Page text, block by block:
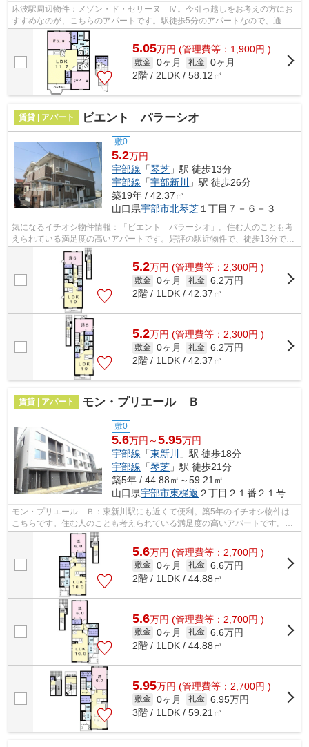
床波駅周辺物件：メゾン・ド・セリーヌ Ⅳ。今引っ越しをお考えの方にお
すすめなのが、こちらのアパートです。駅徒歩5分のアパートなので、通
勤・通学時間を短縮できます。宇部市エリ...
5.05万円 (管理費等：1,900円 )
敷金 0ヶ月 礼金 0ヶ月
2階 / 2LDK / 58.12㎡
賃貸 | アパート ビエント パラーシオ
敷0
5.2万円
宇部線 「琴芝 」駅 徒歩13分
宇部線 「宇部新川 」駅 徒歩26分
築19年 / 42.37㎡
山口県宇部市北琴芝 １丁目７－６－３
気になるイチオシ物件情報：「ビエント パラーシオ」。住む人のことも考
えられている満足度の高いアパートです。好評の駅近物件で、徒歩13分での
アクセスが可能です。自分のライフス...
5.2万円 (管理費等：2,300円 )
敷金 0ヶ月 礼金 6.2万円
2階 / 1LDK / 42.37㎡
5.2万円 (管理費等：2,300円 )
敷金 0ヶ月 礼金 6.2万円
2階 / 1LDK / 42.37㎡
賃貸 | アパート モン・プリエール Ｂ
敷0
5.6万円～5.95万円
宇部線 「東新川
」駅 徒歩18分
宇部線 「琴芝 」駅 徒歩21分
築5年 / 44.88㎡～59.21㎡
山口県宇部市東梶返 ２丁目２１番２１号
モン・プリエール Ｂ：東新川駅にも近くて便利。築5年のイチオシ物件は
こちらです。住む人のことも考えられている満足度の高いアパートです。ラ
イフクエストへのお問い合わせは0836-3...
5.6万円 (管理費等：2,700円 )
敷金 0ヶ月 礼金 6.6万円
2階 / 1LDK / 44.88㎡
5.6万円 (管理費等：2,700円 )
敷金 0ヶ月 礼金 6.6万円
2階 / 1LDK / 44.88㎡
5.95万円 (管理費等：2,700円 )
敷金 0ヶ月 礼金 6.95万円
3階 / 1LDK / 59.21㎡